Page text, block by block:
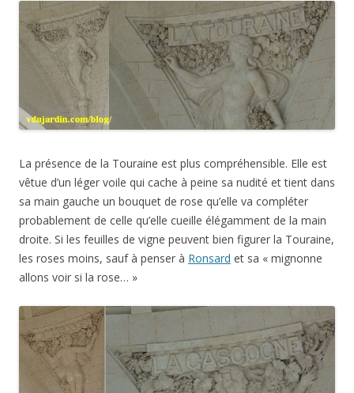
La présence de la Touraine est plus compréhensible. Elle est
vêtue d’un léger voile qui cache à peine sa nudité et tient dans
sa main gauche un bouquet de rose qu’elle va compléter
probablement de celle qu’elle cueille élégamment de la main
droite. Si les feuilles de vigne peuvent bien figurer la Touraine,
les roses moins, sauf à penser à Ronsard et sa « mignonne
allons voir si la rose… »